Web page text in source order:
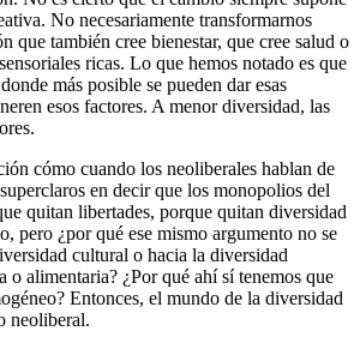
No necesariamente transformarnos
que también cree bienestar, que cree salud o
ricas. Lo que hemos notado es que
más posible se pueden dar esas
esos factores. A menor diversidad, las
cómo cuando los neoliberales hablan de
en decir que los monopolios del
quitan libertades, porque quitan diversidad
pero ¿por qué ese mismo argumento no se
cultural o hacia la diversidad
o alimentaria? ¿Por qué ahí sí tenemos que
Entonces, el mundo de la diversidad
neoliberal.